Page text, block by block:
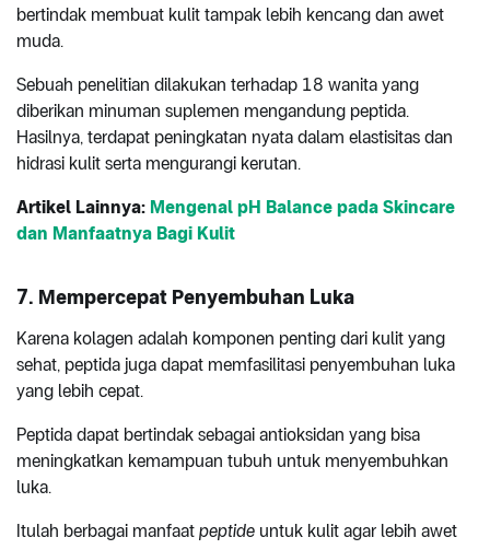
bertindak membuat kulit tampak lebih kencang dan awet
muda.
Sebuah penelitian dilakukan terhadap 18 wanita yang
diberikan minuman suplemen mengandung peptida.
Hasilnya, terdapat peningkatan nyata dalam elastisitas dan
hidrasi kulit serta mengurangi kerutan.
Artikel Lainnya: Mengenal pH Balance pada Skincare
dan Manfaatnya Bagi Kulit
7. Mempercepat Penyembuhan Luka
Karena kolagen adalah komponen penting dari kulit yang
sehat, peptida juga dapat memfasilitasi penyembuhan luka
yang lebih cepat.
Peptida dapat bertindak sebagai antioksidan yang bisa
meningkatkan kemampuan tubuh untuk menyembuhkan
luka.
Itulah berbagai manfaat peptide untuk kulit agar lebih awet